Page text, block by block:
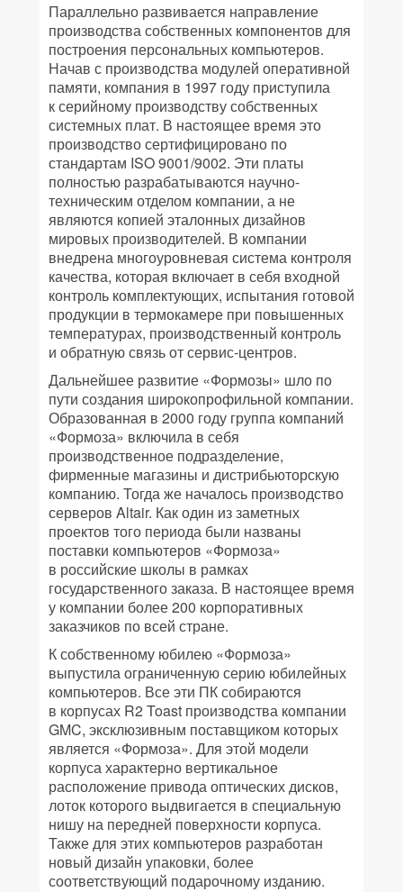
Параллельно развивается направление
производства собственных компонентов для
построения персональных компьютеров.
Начав с производства модулей оперативной
памяти, компания в 1997 году приступила
к серийному производству собственных
системных плат. В настоящее время это
производство сертифицировано по
стандартам ISO 9001/9002. Эти платы
полностью разрабатываются научно-
техническим отделом компании, а не
являются копией эталонных дизайнов
мировых производителей. В компании
внедрена многоуровневая система контроля
качества, которая включает в себя входной
контроль комплектующих, испытания готовой
продукции в термокамере при повышенных
температурах, производственный контроль
и обратную связь от сервис-центров.
Дальнейшее развитие «Формозы» шло по
пути создания широкопрофильной компании.
Образованная в 2000 году группа компаний
«Формоза» включила в себя
производственное подразделение,
фирменные магазины и дистрибьюторскую
компанию. Тогда же началось производство
серверов Altair. Как один из заметных
проектов того периода были названы
поставки компьютеров «Формоза»
в российские школы в рамках
государственного заказа. В настоящее время
у компании более 200 корпоративных
заказчиков по всей стране.
К собственному юбилею «Формоза»
выпустила ограниченную серию юбилейных
компьютеров. Все эти ПК собираются
в корпусах R2 Toast производства компании
GMC, эксклюзивным поставщиком которых
является «Формоза». Для этой модели
корпуса характерно вертикальное
расположение привода оптических дисков,
лоток которого выдвигается в специальную
нишу на передней поверхности корпуса.
Также для этих компьютеров разработан
новый дизайн упаковки, более
соответствующий подарочному изданию.